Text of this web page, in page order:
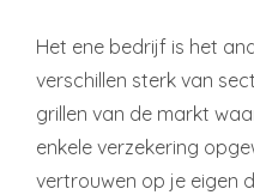
Het ene bedrijf is het
verschillen sterk van
grillen van de markt
enkele verzekering
vertrouwen op je eigen